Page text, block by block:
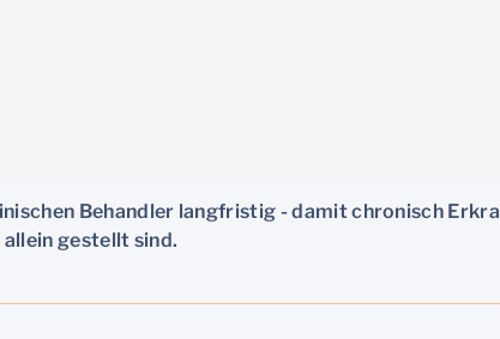
Behandler langfristig - damit chronisch
gestellt sind.